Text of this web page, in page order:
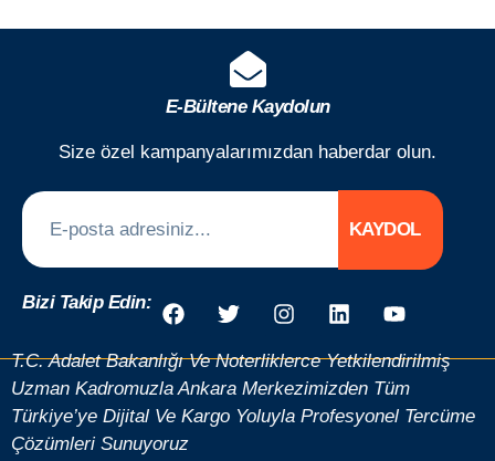
E-Bültene Kaydolun
Size özel kampanyalarımızdan haberdar olun.
KAYDOL
Bizi Takip Edin:
T.C. Adalet Bakanlığı Ve Noterliklerce Yetkilendirilmiş
Uzman Kadromuzla Ankara Merkezimizden Tüm
Türkiye’ye Dijital Ve Kargo Yoluyla Profesyonel Tercüme
Çözümleri Sunuyoruz